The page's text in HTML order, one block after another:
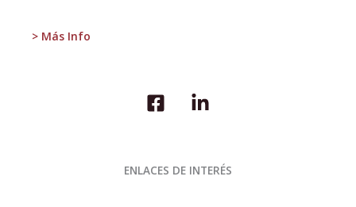
> Más Info
ENLACES DE INTERÉS